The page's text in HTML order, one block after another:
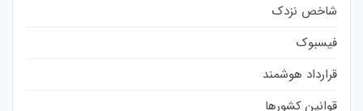
شاخص نزدک
فیسبوک
قرارداد هوشمند
قوانین کشورها